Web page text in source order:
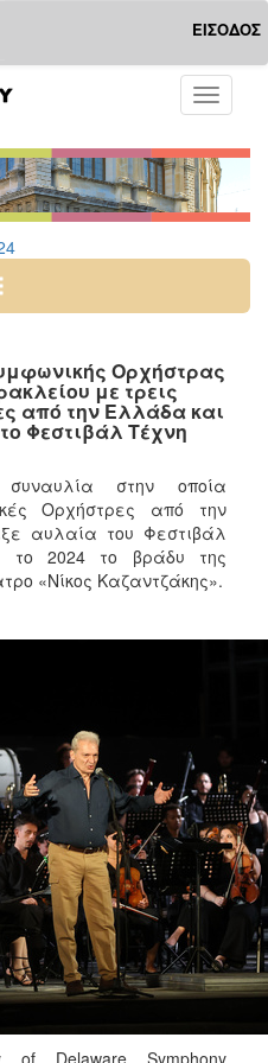
ΕΙΣΟΔΟΣ
Toggle
Ορχήστρας
με τρεις
από την Ελλάδα και
Φεστιβάλ Τέχνη
στην οποία
Ορχήστρες από την
αυλαία του Φεστιβάλ
το 2024 το βράδυ της
«Νίκος Καζαντζάκης».
of Delaware Symphony